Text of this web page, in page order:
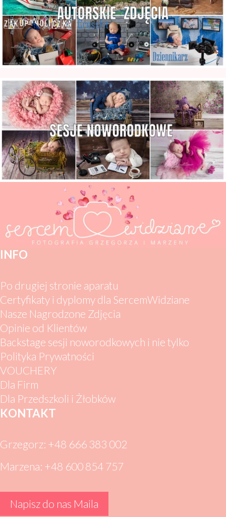
Zdjęcia Noworodkowe Warszawa
INFO
Po drugiej stronie aparatu
Certyfikaty i dyplomy dla SercemWidziane
Nasze Nagrodzone Zdjęcia
Opinie od Klientów
Backstage sesji noworodkowych i nie tylko
Polityka Prywatności
VOUCHERY
Dla Firm
Dla Przedszkoli i Żłobków
KONTAKT
Grzegorz: +48 666 383 002
Marzena: +48 600 854 757
Napisz do nas Maila